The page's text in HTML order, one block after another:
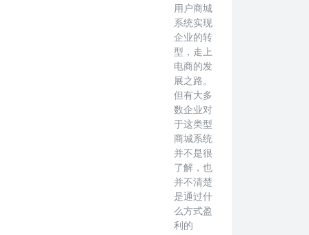
用户商城
系统实现
企业的转
型，走上
电商的发
展之路。
但有大多
数企业对
于这类型
商城系统
并不是很
了解，也
并不清楚
是通过什
么方式盈
利的